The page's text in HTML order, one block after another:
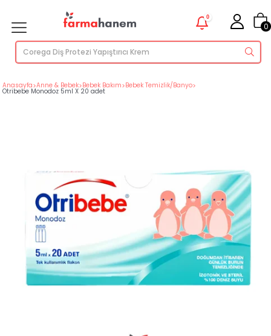
0
0
Anasayfa>Anne & Bebek>Bebek Bakım>Bebek Temizlik/Banyo>
Otribebe Monodoz 5ml X 20 adet